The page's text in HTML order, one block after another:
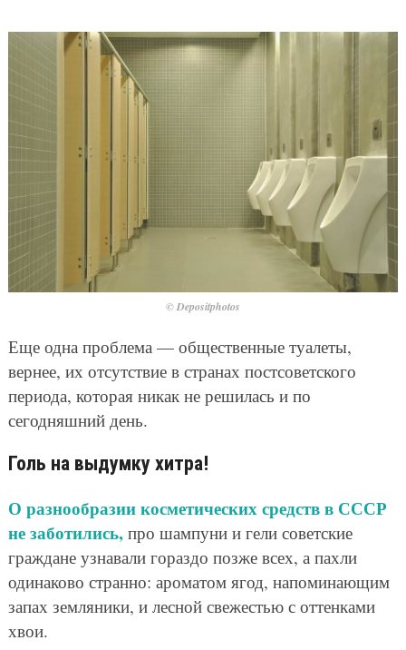
© Depositphotos
Еще одна проблема — общественные туалеты,
вернее, их отсутствие в странах постсоветского
периода, которая никак не решилась и по
сегодняшний день.
Голь на выдумку хитра!
О разнообразии косметических средств в СССР
не заботились,про шампуни и гели советские
граждане узнавали гораздо позже всех, а пахли
одинаково странно: ароматом ягод, напоминающим
запах земляники, и лесной свежестью с оттенками
хвои.